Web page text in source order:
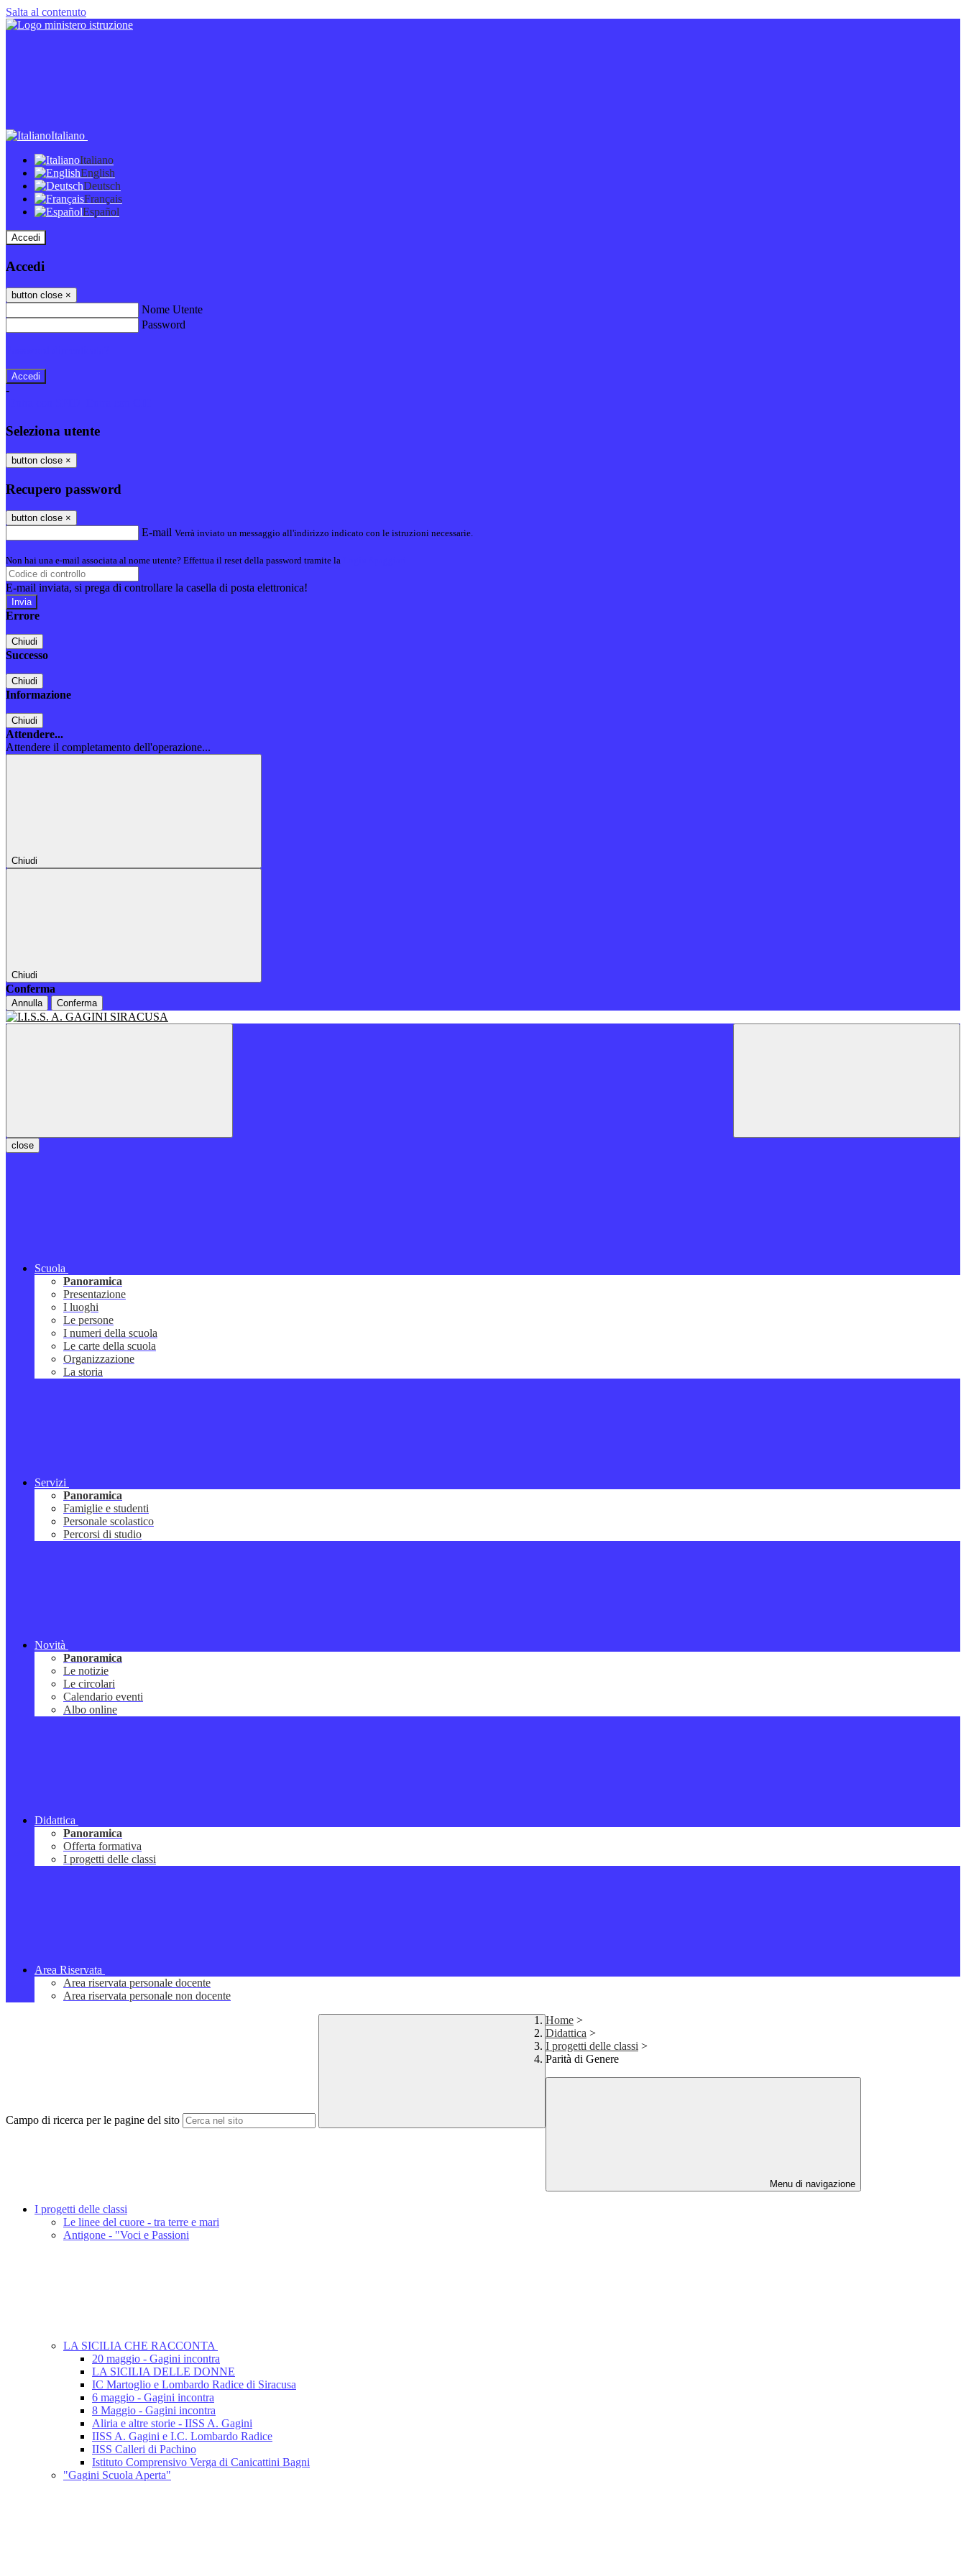
Salta al contenuto
Italiano
Italiano
English
Deutsch
Français
Español
Accedi
Accedi
button close ×
Nome Utente
Password
-
Seleziona utente
button close ×
Recupero password
button close ×
E-mail Verrà inviato un messaggio all'indirizzo indicato con le istruzioni necessarie.
Non hai una e-mail associata al nome utente? Effettua il reset della password tramite la
E-mail inviata, si prega di controllare la casella di posta elettronica!
Errore
Chiudi
Successo
Chiudi
Informazione
Chiudi
Attendere...
Attendere il completamento dell'operazione...
Chiudi
Chiudi
Conferma
Annulla Conferma
close
Scuola
Panoramica
Presentazione
I luoghi
Le persone
I numeri della scuola
Le carte della scuola
Organizzazione
La storia
Servizi
Panoramica
Famiglie e studenti
Personale scolastico
Percorsi di studio
Novità
Panoramica
Le notizie
Le circolari
Calendario eventi
Albo online
Didattica
Panoramica
Offerta formativa
I progetti delle classi
Area Riservata
Area riservata personale docente
Area riservata personale non docente
Campo di ricerca per le pagine del sito
Home >
Didattica >
I progetti delle classi >
Parità di Genere
Menu di navigazione
I progetti delle classi
Le linee del cuore - tra terre e mari
Antigone - "Voci e Passioni
LA SICILIA CHE RACCONTA
20 maggio - Gagini incontra
LA SICILIA DELLE DONNE
IC Martoglio e Lombardo Radice di Siracusa
6 maggio - Gagini incontra
8 Maggio - Gagini incontra
Aliria e altre storie - IISS A. Gagini
IISS A. Gagini e I.C. Lombardo Radice
IISS Calleri di Pachino
Istituto Comprensivo Verga di Canicattini Bagni
"Gagini Scuola Aperta"